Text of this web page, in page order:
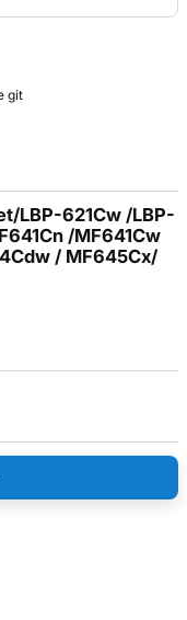
git
LBP-621Cw /LBP-
/MF641Cw
/ MF645Cx/